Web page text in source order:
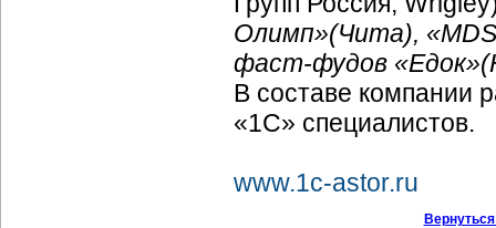
Олимп»(Чита),
фаст-фудов
В составе компании
«1С» специалистов.
www.1c-astor.ru